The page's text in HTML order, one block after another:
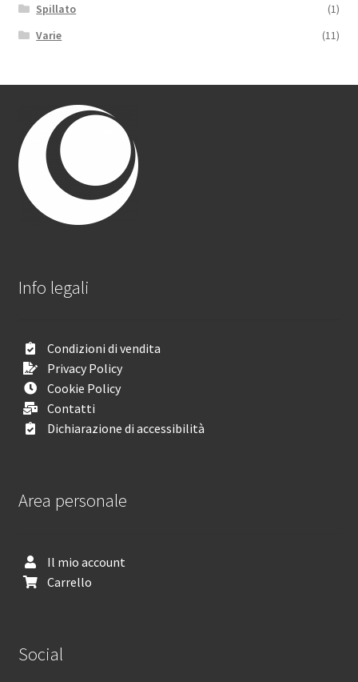
Spillato
(1)
Varie
(11)
Info legali
Condizioni di vendita
Privacy Policy
Cookie Policy
Contatti
Dichiarazione di accessibilità
Area personale
Il mio account
Carrello
Social